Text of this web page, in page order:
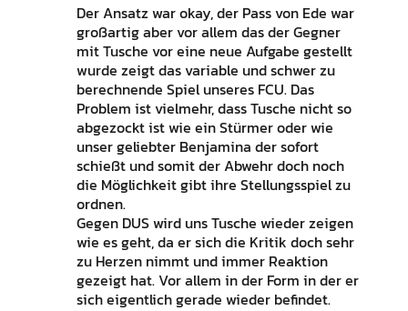
Der Ansatz war okay, der Pass von Ede war
großartig aber vor allem das der Gegner
mit Tusche vor eine neue Aufgabe gestellt
wurde zeigt das variable und schwer zu
berechnende Spiel unseres FCU. Das
Problem ist vielmehr, dass Tusche nicht so
abgezockt ist wie ein Stürmer oder wie
unser geliebter Benjamina der sofort
schießt und somit der Abwehr doch noch
die Möglichkeit gibt ihre Stellungsspiel zu
ordnen.
Gegen DUS wird uns Tusche wieder zeigen
wie es geht, da er sich die Kritik doch sehr
zu Herzen nimmt und immer Reaktion
gezeigt hat. Vor allem in der Form in der er
sich eigentlich gerade wieder befindet.